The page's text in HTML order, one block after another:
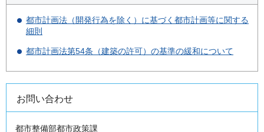
都市計画法（開発行為を除く）に基づく都市計画等に関する
細則
都市計画法第54条（建築の許可）の基準の緩和について
お問い合わせ
都市整備部都市政策課